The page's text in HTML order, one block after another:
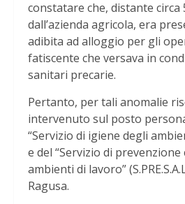
constatare che, distante circa
dall’azienda agricola, era
adibita ad alloggio per gli
fatiscente che versava in
sanitari precarie.
Pertanto, per tali anomalie
intervenuto sul posto
“Servizio di igiene degli
e del “Servizio di prevenzione
ambienti di lavoro”
Ragusa.